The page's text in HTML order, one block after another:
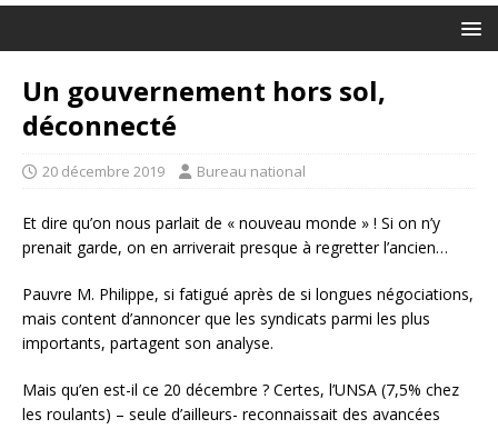
Un gouvernement hors sol,
déconnecté
20 décembre 2019 Bureau national
Et dire qu’on nous parlait de « nouveau monde » ! Si on n’y
prenait garde, on en arriverait presque à regretter l’ancien…
Pauvre M. Philippe, si fatigué après de si longues négociations,
mais content d’annoncer que les syndicats parmi les plus
importants, partagent son analyse.
Mais qu’en est-il ce 20 décembre ? Certes, l’UNSA (7,5% chez
les roulants) – seule d’ailleurs- reconnaissait des avancées